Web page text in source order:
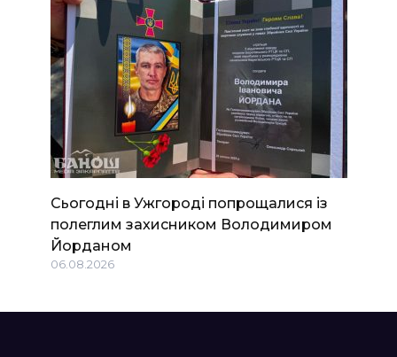
Сьогодні в Ужгороді попрощалися із
полеглим захисником Володимиром
Йорданом
06.08.2026